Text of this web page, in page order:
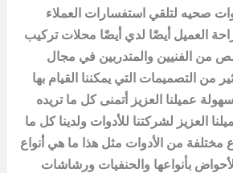
صحيه لتلقي استفسارات العملاء
العميل أيضًا لدي أيضًا محلات تركيب
من الفنيين والمتدربين في مجال
من التصميمات التي يمكننا القيام بها
عميلنا العزيز أتمنى كل ما تريده
العزيز لشركتنا للأدوات ولدينا كل ما
مختلفة من الأدوات مثل هذا ما هي أنواع
بأنواعها والحنفيات ورشاشات